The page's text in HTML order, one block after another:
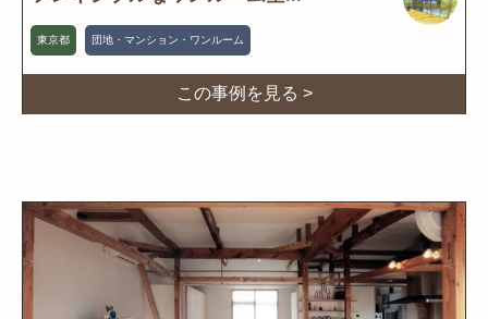
東京都 団地・マンション・ワンルーム
この事例を見る >